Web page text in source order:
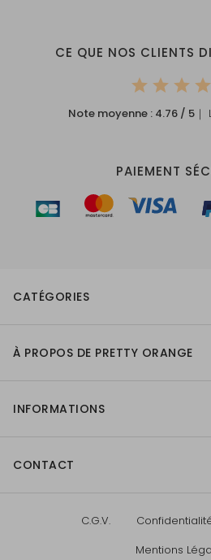
CE QUE NOS CLIENTS
Note moyenne : 4.76 / 5
PAIEMENT
CATÉGORIES
À PROPOS DE PRETTY ORANGE
INFORMATIONS
CONTACT
C.G.V.
Mentions